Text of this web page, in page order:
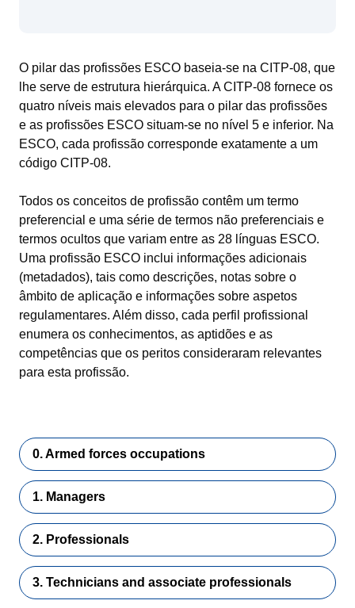
O pilar das profissões ESCO baseia-se na CITP-08, que
lhe serve de estrutura hierárquica. A CITP-08 fornece os
quatro níveis mais elevados para o pilar das profissões
e as profissões ESCO situam-se no nível 5 e inferior. Na
ESCO, cada profissão corresponde exatamente a um
código CITP-08.
Todos os conceitos de profissão contêm um termo
preferencial e uma série de termos não preferenciais e
termos ocultos que variam entre as 28 línguas ESCO.
Uma profissão ESCO inclui informações adicionais
(metadados), tais como descrições, notas sobre o
âmbito de aplicação e informações sobre aspetos
regulamentares. Além disso, cada perfil profissional
enumera os conhecimentos, as aptidões e as
competências que os peritos consideraram relevantes
para esta profissão.
0. Armed forces occupations
1. Managers
2. Professionals
3. Technicians and associate professionals